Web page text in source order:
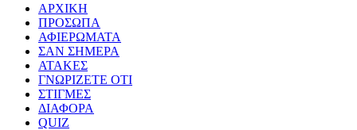
ΑΡΧΙΚΗ
ΠΡΟΣΩΠΑ
ΑΦΙΕΡΩΜΑΤΑ
ΣΑΝ ΣΗΜΕΡΑ
ΑΤΑΚΕΣ
ΓΝΩΡΙΖΕΤΕ ΟΤΙ
ΣΤΙΓΜΕΣ
ΔΙΑΦΟΡΑ
QUIZ